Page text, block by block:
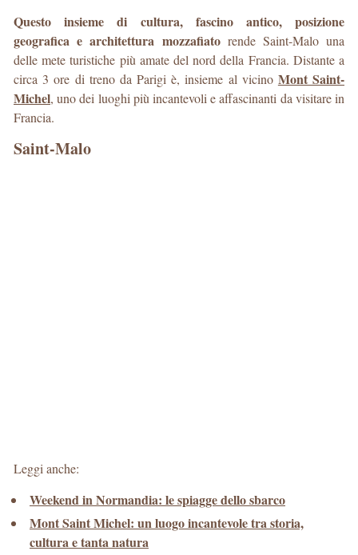
Questo insieme di cultura, fascino antico, posizione
geografica e architettura mozzafiatorende Saint-Malo una
delle mete turistiche più amate del nord della Francia. Distante a
circa 3 ore di treno da Parigi è, insieme al vicino Mont Saint-
Michel, uno dei luoghi più incantevoli e affascinanti da visitare in
Francia.
Saint-Malo
Leggi anche:
Weekend in Normandia: le spiagge dello sbarco
Mont Saint Michel: un luogo incantevole tra storia,
cultura e tanta natura